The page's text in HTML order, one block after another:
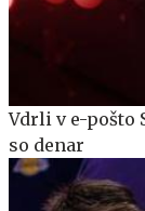
Vdrli v e-pošto
so denar